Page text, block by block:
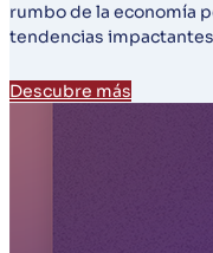
rumbo de la economía
tendencias
Descubre más